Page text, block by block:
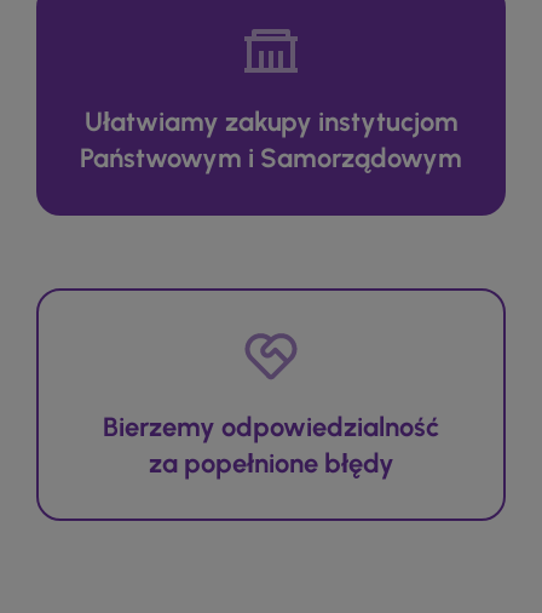
Ułatwiamy zakupy instytucjom
Państwowym i Samorządowym
Bierzemy odpowiedzialność
za popełnione błędy